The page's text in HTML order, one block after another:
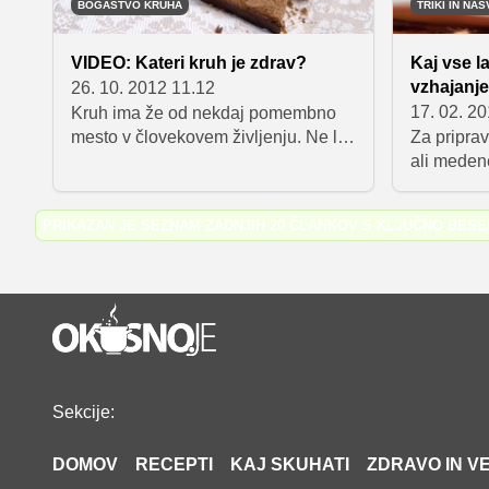
BOGASTVO KRUHA
VIDEO: Kateri kruh je zdrav?
26. 10. 2012 11.12
Kruh ima že od nekdaj pomembno
mesto v človekovem življenju. Ne le
Nekdaj so beli kruh jedli samo
bogataši, danes pa so se trendi
bolj zdravega morda ne morejo
privoščiti.
TRIKI IN
Kaj vse
17. 02.
Za
ali
in
PRIKAZAN JE SEZNAM ZADNJIH 20 ČLANKOV S KLJUČNO
Sekcije:
DOMOV RECEPTI KAJ SKUHATI ZDRAVO IN